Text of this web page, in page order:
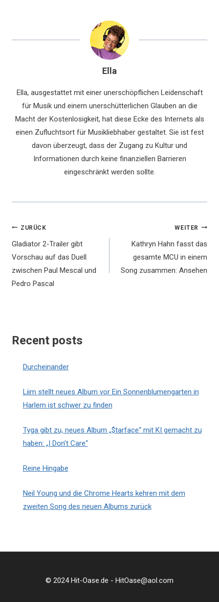
Ella
Ella, ausgestattet mit einer unerschöpflichen Leidenschaft
für Musik und einem unerschütterlichen Glauben an die
Macht der Kostenlosigkeit, hat diese Ecke des Internets als
einen Zufluchtsort für Musikliebhaber gestaltet. Sie ist fest
davon überzeugt, dass der Zugang zu Kultur und
Informationen durch keine finanziellen Barrieren
eingeschränkt werden sollte.
Beitragsnavigation
ZURÜCK
Gladiator 2-Trailer gibt
Vorschau auf das Duell
zwischen Paul Mescal und
Pedro Pascal
WEITER
Kathryn Hahn fasst das
gesamte MCU in einem
Song zusammen: Ansehen
Recent posts
Durcheinander
Liim stellt neues Album vor Ein Sonnenblumengarten in
Harlem ist schwer zu finden
Tyga gibt zu, neues Album „$tarface“ mit KI gemacht zu
haben: „I Don’t Care“
Reine Hingabe
Neil Young und die Chrome Hearts kehren mit dem
zweiten Song des neuen Albums zurück
© 2024 Hit-Oase.de - HitOase@aol.com